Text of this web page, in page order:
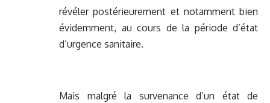
révéler postérieurement et notamment bien
évidemment, au cours de la période d’état
d’urgence sanitaire.
Mais malgré la survenance d’un état de